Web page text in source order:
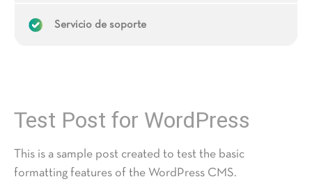
Servicio de soporte
Test Post for WordPress
This is a sample post created to test the basic
formatting features of the WordPress CMS.